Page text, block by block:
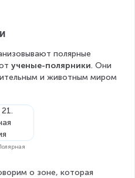
полярные
ученые-полярники. Они
и животным миром
о зоне, которая